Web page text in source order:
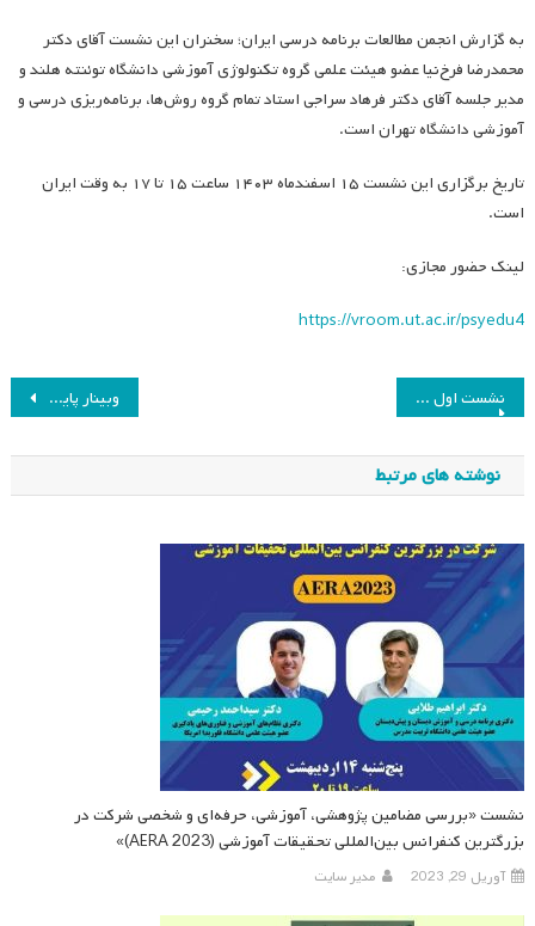
به گزارش انجمن مطالعات برنامه درسی ایران؛ سخنران این نشست آقای دکتر
محمدرضا فرخ‌نیا عضو هیئت علمی گروه تکنولوژی آموزشی دانشگاه توئنته هلند و
مدیر جلسه آقای دکتر فرهاد سراجی استاد تمام گروه روش‌ها، برنامه‌ریزی درسی و
آموزشی دانشگاه تهران است.
تاریخ برگزاری این نشست ۱۵ اسفندماه ۱۴۰۳ ساعت ۱۵ تا ۱۷ به وقت ایران
است.
لینک حضور مجازی:
https://vroom.ut.ac.ir/psyedu4
راهبری
نوشته
وبینار پایه‌های عصبی-تربیتی یادگیری زبان خارجی نشست اول «ظرفیت‌های کنشگری متخصصان تعلیم و تربیت در فرایند طراحی برنامه‌های درسی دانشگاهی»
نوشته های مرتبط
نشست «بررسی مضامین پژوهشی، آموزشی، حرفه‌ای و شخصی شرکت در
بزرگترین کنفرانس بین‌المللی تحقیقات آموزشی (AERA 2023)»
آوریل 29, 2023 مدیر سایت